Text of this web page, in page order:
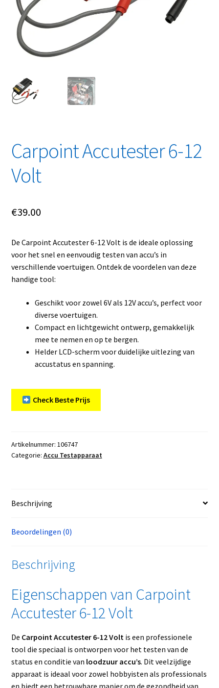
Linkpartners
My account
Overzicht
Carpoint Accutester 6-12
Volt
€39.00
De Carpoint Accutester 6-12 Volt is de ideale oplossing
voor het snel en eenvoudig testen van accu’s in
verschillende voertuigen. Ontdek de voordelen van deze
handige tool:
Geschikt voor zowel 6V als 12V accu’s, perfect voor
diverse voertuigen.
Compact en lichtgewicht ontwerp, gemakkelijk
mee te nemen en op te bergen.
Helder LCD-scherm voor duidelijke uitlezing van
accustatus en spanning.
Check Beste Prijs
Artikelnummer: 106747
Categorie: Accu Testapparaat
Beschrijving
Beoordelingen (0)
Beschrijving
Eigenschappen van Carpoint
Accutester 6-12 Volt
De Carpoint Accutester 6-12 Volt is een professionele
tool die speciaal is ontworpen voor het testen van de
status en conditie van loodzuur accu’s. Dit veelzijdige
apparaat is ideaal voor zowel hobbyisten als professionals
en biedt een betrouwbare manier om de gezondheid van